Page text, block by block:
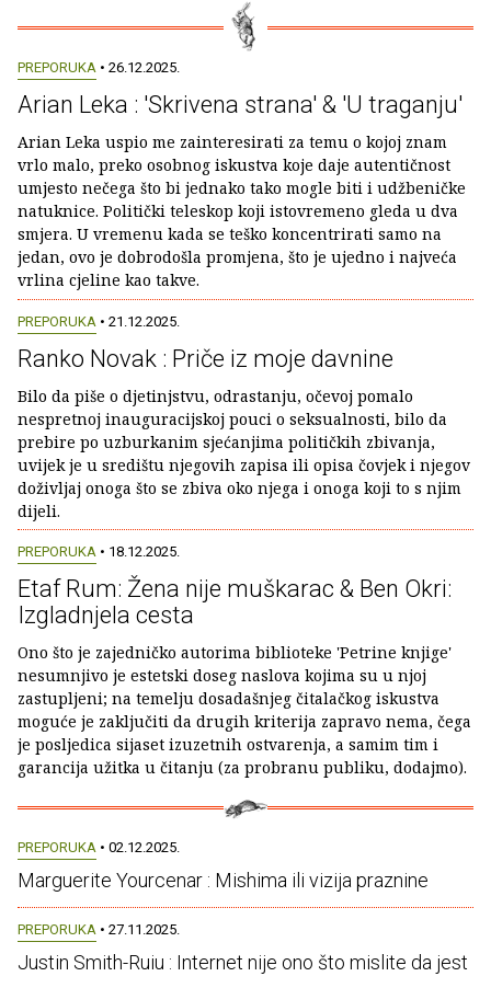
PREPORUKA • 26.12.2025.
Arian Leka : 'Skrivena strana' & 'U traganju'
Arian Leka uspio me zainteresirati za temu o kojoj znam
vrlo malo, preko osobnog iskustva koje daje autentičnost
umjesto nečega što bi jednako tako mogle biti i udžbeničke
natuknice. Politički teleskop koji istovremeno gleda u dva
smjera. U vremenu kada se teško koncentrirati samo na
jedan, ovo je dobrodošla promjena, što je ujedno i najveća
vrlina cjeline kao takve.
PREPORUKA • 21.12.2025.
Ranko Novak : Priče iz moje davnine
Bilo da piše o djetinjstvu, odrastanju, očevoj pomalo
nespretnoj inauguracijskoj pouci o seksualnosti, bilo da
prebire po uzburkanim sjećanjima političkih zbivanja,
uvijek je u središtu njegovih zapisa ili opisa čovjek i njegov
doživljaj onoga što se zbiva oko njega i onoga koji to s njim
dijeli.
PREPORUKA • 18.12.2025.
Etaf Rum: Žena nije muškarac & Ben Okri:
Izgladnjela cesta
Ono što je zajedničko autorima biblioteke 'Petrine knjige'
nesumnjivo je estetski doseg naslova kojima su u njoj
zastupljeni; na temelju dosadašnjeg čitalačkog iskustva
moguće je zaključiti da drugih kriterija zapravo nema, čega
je posljedica sijaset izuzetnih ostvarenja, a samim tim i
garancija užitka u čitanju (za probranu publiku, dodajmo).
PREPORUKA • 02.12.2025.
Marguerite Yourcenar : Mishima ili vizija praznine
PREPORUKA • 27.11.2025.
Justin Smith-Ruiu : Internet nije ono što mislite da jest